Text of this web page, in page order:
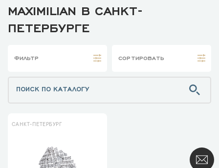
MAXIMILIAN В САНКТ-
ПЕТЕРБУРГЕ
ФИЛЬТР СОРТИРОВАТЬ
САНКТ-ПЕТЕРБУРГ